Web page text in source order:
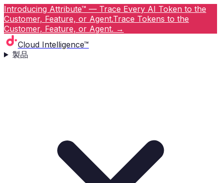
Introducing Attribute™ — Trace Every AI Token to the
Customer, Feature, or Agent.Trace Tokens to the
Customer, Feature, or Agent. →
Cloud Intelligence™
製品